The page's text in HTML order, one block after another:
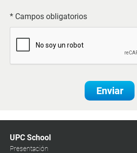
* Campos obligatorios
Enviar
UPC School
Presentación